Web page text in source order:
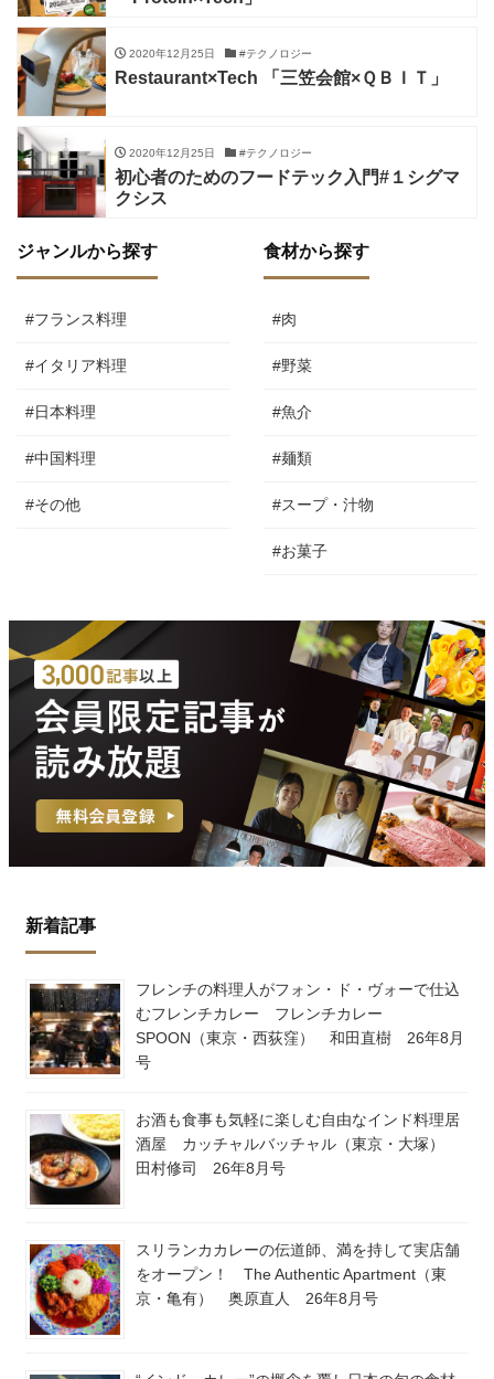
2020年12月25日 #テクノロジー
Restaurant×Tech 「三笠会館×ＱＢＩＴ」
2020年12月25日 #テクノロジー
初心者のためのフードテック入門#１シグマ
クシス
ジャンルから探す
#フランス料理
#イタリア料理
#日本料理
#中国料理
#その他
食材から探す
#肉
#野菜
#魚介
#麺類
#スープ・汁物
#お菓子
新着記事
フレンチの料理人がフォン・ド・ヴォーで仕込
むフレンチカレー フレンチカレー
SPOON（東京・西荻窪） 和田直樹 26年8月
号
お酒も食事も気軽に楽しむ自由なインド料理居
酒屋 カッチャルバッチャル（東京・大塚）
田村修司 26年8月号
スリランカカレーの伝道師、満を持して実店舗
をオープン！ The Authentic Apartment（東
京・亀有） 奥原直人 26年8月号